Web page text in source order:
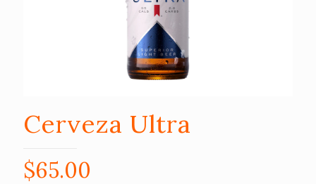
Cerveza Ultra
$65.00